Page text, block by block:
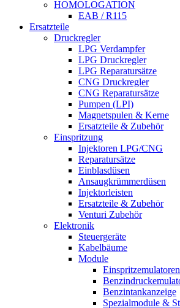
HOMOLOGATION
EAB / R115
Ersatzteile
Druckregler
LPG Verdampfer
LPG Druckregler
LPG Reparatursätze
CNG Druckregler
CNG Reparatursätze
Pumpen (LPI)
Magnetspulen & Kerne
Ersatzteile & Zubehör
Einspritzung
Injektoren LPG/CNG
Reparatursätze
Einblasdüsen
Ansaugkrümmerdüsen
Injektorleisten
Ersatzteile & Zubehör
Venturi Zubehör
Elektronik
Steuergeräte
Kabelbäume
Module
Einspritzemulatoren
Benzintankanzeige
Spezialmodule &